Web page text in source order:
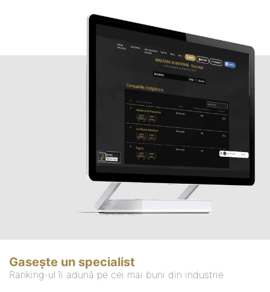
Gasește un specialist
Ranking-ul îi adună pe cei mai buni din industrie